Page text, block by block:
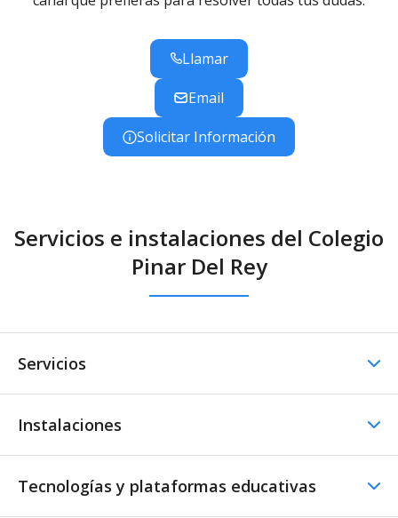
Llamar
Email
Solicitar Información
Servicios e instalaciones del Colegio
Pinar Del Rey
Servicios
Comedor - Cocina propia
Menús especiales
Instalaciones
Instalaciones Educativas
Tecnologías y plataformas educativas